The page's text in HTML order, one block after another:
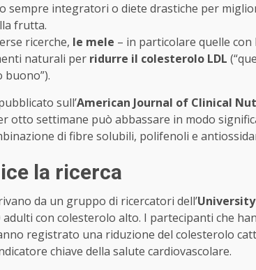
sempre integratori o diete drastiche per
frutta.
ricerche, le mele – in particolare quelle
naturali per ridurre il colesterolo LDL
buono”).
sull’American Journal of Clinical
otto settimane può abbassare in modo
di fibre solubili, polifenoli e
la ricerca
da un gruppo di ricercatori dell’
adulti con colesterolo alto. I partecipanti che
registrato una riduzione del colesterolo
chiave della salute cardiovascolare.